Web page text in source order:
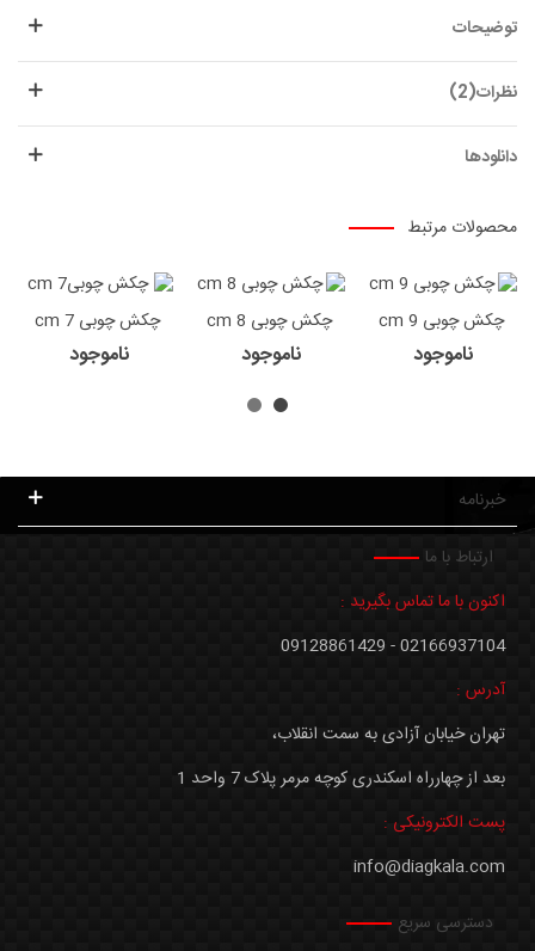
توضیحات
نظرات(2)
دانلودها
محصولات مرتبط
چکش چوبی 9 cm
ناموجود
چکش چوبی 8 cm
ناموجود
چکش چوبی 7 cm
ناموجود
خبرنامه
ارتباط با ما
اکنون با ما تماس بگیرید :
02166937104 - 09128861429
آدرس :
تهران خیابان آزادی به سمت انقلاب،
بعد از چهارراه اسکندری کوچه مرمر پلاک 7 واحد 1
پست الکترونیکی :
info@diagkala.com
دسترسی سریع